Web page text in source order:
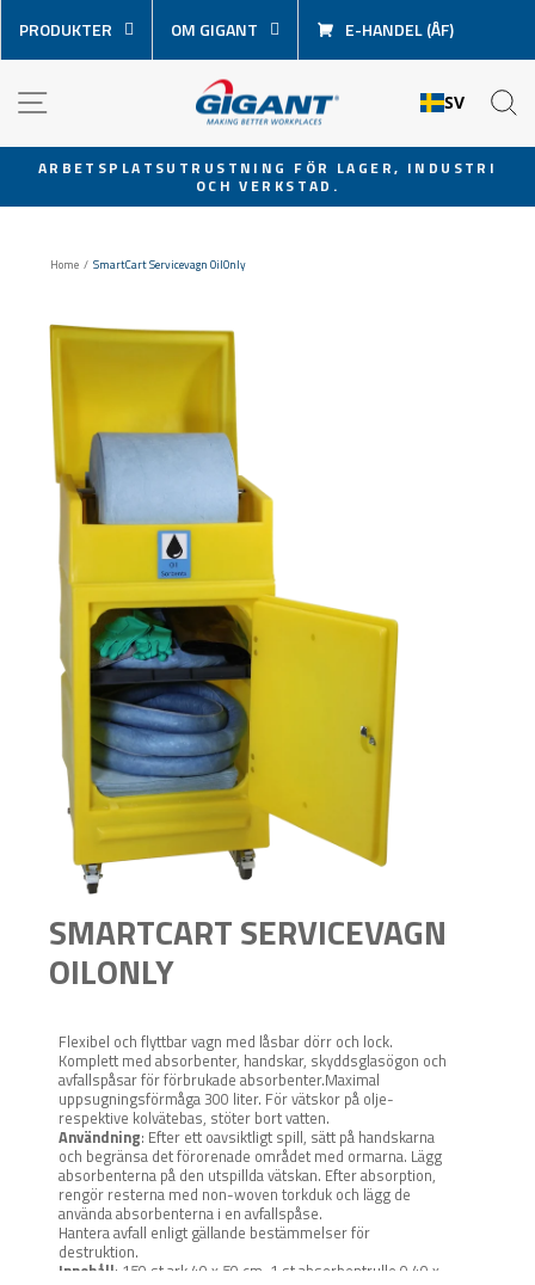
över
innehåll
PRODUKTER OM GIGANT E-HANDEL (ÅF)
SV
Pausa
ARBETSPLATSUTRUSTNING FÖR LAGER, INDUSTRI
OCH VERKSTAD.
Home / SmartCart Servicevagn OilOnly
SMARTCART SERVICEVAGN
OILONLY
Flexibel och flyttbar vagn med låsbar dörr och lock.
Komplett med absorbenter, handskar, skyddsglasögon och
avfallspåsar för förbrukade absorbenter.Maximal
uppsugningsförmåga 300 liter. För vätskor på olje-
respektive kolvätebas, stöter bort vatten.
Användning: Efter ett oavsiktligt spill, sätt på handskarna
och begränsa det förorenade området med ormarna. Lägg
absorbenterna på den utspillda vätskan. Efter absorption,
rengör resterna med non-woven torkduk och lägg de
använda absorbenterna i en avfallspåse.
Hantera avfall enligt gällande bestämmelser för
destruktion.
Innehåll: 150 st ark 40 x 50 cm, 1 st absorbentrulle 0,40 x